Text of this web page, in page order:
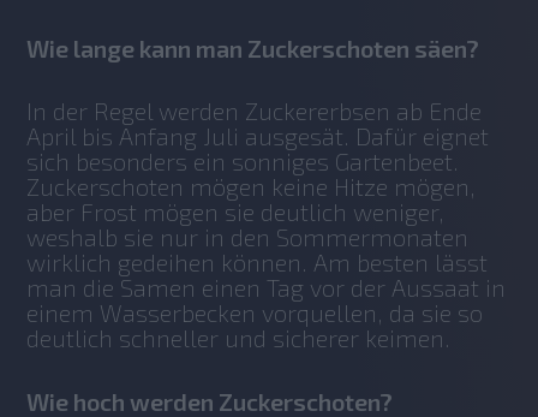
Wie lange kann man Zuckerschoten säen?
In der Regel werden Zuckererbsen ab Ende
April bis Anfang Juli ausgesät. Dafür eignet
sich besonders ein sonniges Gartenbeet.
Zuckerschoten mögen keine Hitze mögen,
aber Frost mögen sie deutlich weniger,
weshalb sie nur in den Sommermonaten
wirklich gedeihen können. Am besten lässt
man die Samen einen Tag vor der Aussaat in
einem Wasserbecken vorquellen, da sie so
deutlich schneller und sicherer keimen.
Wie hoch werden Zuckerschoten?